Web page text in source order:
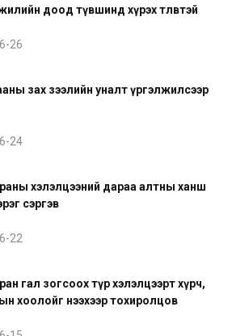
доод түвшинд хүрэх төлөвтэй
26
зах зээлийн уналт үргэлжилсээр
24
хэлэлцээний дараа алтны ханш
сэргэв
22
гал зогсоох түр хэлэлцээрт хүрч,
хоолойг нээхээр тохиролцов